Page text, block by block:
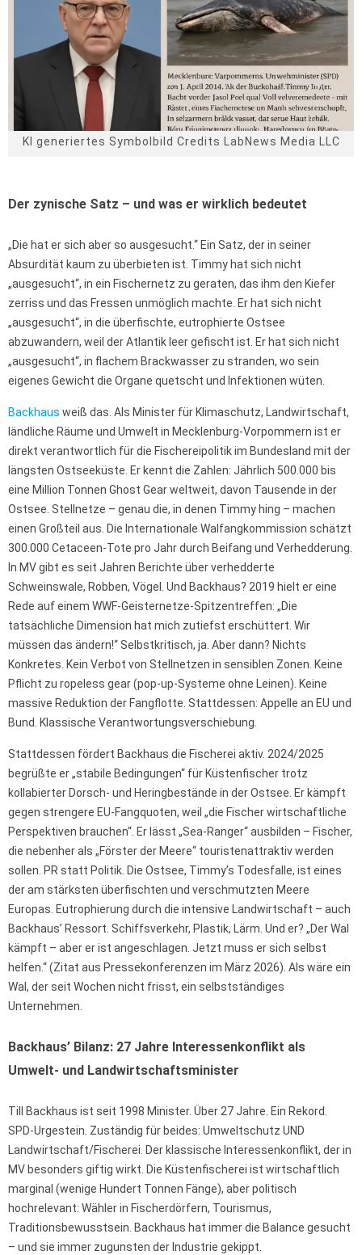
KI generiertes Symbolbild Credits LabNews Media LLC
Der zynische Satz – und was er wirklich bedeutet
„Die hat er sich aber so ausgesucht.“ Ein Satz, der in seiner
Absurdität kaum zu überbieten ist. Timmy hat sich nicht
„ausgesucht“, in ein Fischernetz zu geraten, das ihm den Kiefer
zerriss und das Fressen unmöglich machte. Er hat sich nicht
„ausgesucht“, in die überfischte, eutrophierte Ostsee
abzuwandern, weil der Atlantik leer gefischt ist. Er hat sich nicht
„ausgesucht“, in flachem Brackwasser zu stranden, wo sein
eigenes Gewicht die Organe quetscht und Infektionen wüten.
Backhaus weiß das. Als Minister für Klimaschutz, Landwirtschaft,
ländliche Räume und Umwelt in Mecklenburg-Vorpommern ist er
direkt verantwortlich für die Fischereipolitik im Bundesland mit der
längsten Ostseeküste. Er kennt die Zahlen: Jährlich 500.000 bis
eine Million Tonnen Ghost Gear weltweit, davon Tausende in der
Ostsee. Stellnetze – genau die, in denen Timmy hing – machen
einen Großteil aus. Die Internationale Walfangkommission schätzt
300.000 Cetaceen-Tote pro Jahr durch Beifang und Verhedderung.
In MV gibt es seit Jahren Berichte über verhedderte
Schweinswale, Robben, Vögel. Und Backhaus? 2019 hielt er eine
Rede auf einem WWF-Geisternetze-Spitzentreffen: „Die
tatsächliche Dimension hat mich zutiefst erschüttert. Wir
müssen das ändern!“ Selbstkritisch, ja. Aber dann? Nichts
Konkretes. Kein Verbot von Stellnetzen in sensiblen Zonen. Keine
Pflicht zu ropeless gear (pop-up-Systeme ohne Leinen). Keine
massive Reduktion der Fangflotte. Stattdessen: Appelle an EU und
Bund. Klassische Verantwortungsverschiebung.
Stattdessen fördert Backhaus die Fischerei aktiv. 2024/2025
begrüßte er „stabile Bedingungen“ für Küstenfischer trotz
kollabierter Dorsch- und Heringbestände in der Ostsee. Er kämpft
gegen strengere EU-Fangquoten, weil „die Fischer wirtschaftliche
Perspektiven brauchen“. Er lässt „Sea-Ranger“ ausbilden – Fischer,
die nebenher als „Förster der Meere“ touristenattraktiv werden
sollen. PR statt Politik. Die Ostsee, Timmy’s Todesfalle, ist eines
der am stärksten überfischten und verschmutzten Meere
Europas. Eutrophierung durch die intensive Landwirtschaft – auch
Backhaus’ Ressort. Schiffsverkehr, Plastik, Lärm. Und er? „Der Wal
kämpft – aber er ist angeschlagen. Jetzt muss er sich selbst
helfen.“ (Zitat aus Pressekonferenzen im März 2026). Als wäre ein
Wal, der seit Wochen nicht frisst, ein selbstständiges
Unternehmen.
Backhaus’ Bilanz: 27 Jahre Interessenkonflikt als
Umwelt- und Landwirtschaftsminister
Till Backhaus ist seit 1998 Minister. Über 27 Jahre. Ein Rekord.
SPD-Urgestein. Zuständig für beides: Umweltschutz UND
Landwirtschaft/Fischerei. Der klassische Interessenkonflikt, der in
MV besonders giftig wirkt. Die Küstenfischerei ist wirtschaftlich
marginal (wenige Hundert Tonnen Fänge), aber politisch
hochrelevant: Wähler in Fischerdörfern, Tourismus,
Traditionsbewusstsein. Backhaus hat immer die Balance gesucht
– und sie immer zugunsten der Industrie gekippt.